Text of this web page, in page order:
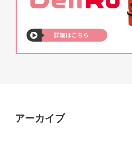
アーカイブ